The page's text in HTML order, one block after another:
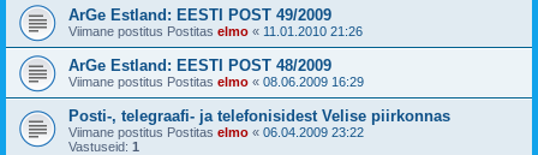
ArGe Estland: EESTI POST 49/2009
Viimane postitus Postitas elmo « 11.01.2010 21:26
ArGe Estland: EESTI POST 48/2009
Viimane postitus Postitas elmo « 08.06.2009 16:29
Posti-, telegraafi- ja telefonisidest Velise piirkonnas
Viimane postitus Postitas elmo « 06.04.2009 23:22
Vastuseid: 1